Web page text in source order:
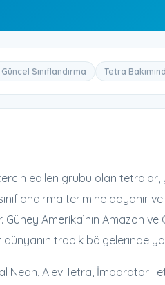
Sınıflandırma Tetra
edilen grubu olan
terimine dayanır
Güney Amerika’nın Amazon
tropik bölgelerinde
Alev Tetra, İmparator